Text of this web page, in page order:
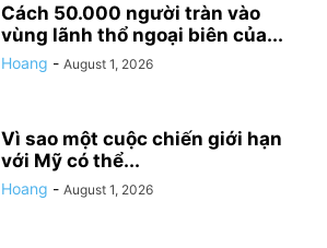
Cách 50.000 người tràn vào
vùng lãnh thổ ngoại biên của...
Hoang - August 1, 2026
Vì sao một cuộc chiến giới hạn
với Mỹ có thể...
Hoang - August 1, 2026